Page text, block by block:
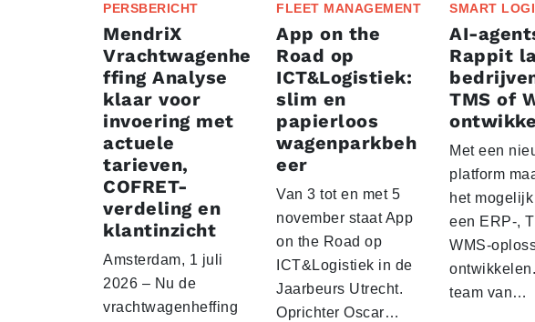
PERSBERICHT
MendriX
Vrachtwagenhe
ffing Analyse
klaar voor
invoering met
actuele
tarieven,
COFRET-
verdeling en
klantinzicht
Amsterdam, 1 juli
2026 – Nu de
vrachtwagenheffing
FLEET MANAGEMENT
App on the
Road op
ICT&Logistiek:
slim en
papierloos
wagenparkbeh
eer
Van 3 tot en met 5
november staat App
on the Road op
ICT&Logistiek in de
Jaarbeurs Utrecht.
Oprichter Oscar…
SMART
AI-
Rappit
TMS of
Met een
platform
het
een ERP-,
WMS-
team van…